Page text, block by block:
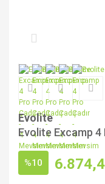
Evolite
Evolite Excamp 4
%10